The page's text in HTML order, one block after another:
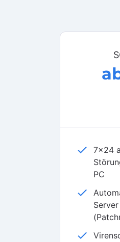
check
7x24
PC
check
check